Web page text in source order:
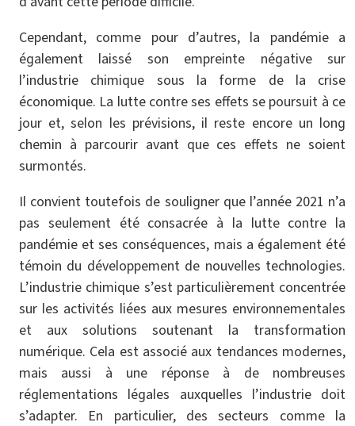
Cependant, comme pour d’autres, la pandémie a
également laissé son empreinte négative sur
l’industrie chimique sous la forme de la crise
économique. La lutte contre ses effets se poursuit à ce
jour et, selon les prévisions, il reste encore un long
chemin à parcourir avant que ces effets ne soient
surmontés.
Il convient toutefois de souligner que l’année 2021 n’a
pas seulement été consacrée à la lutte contre la
pandémie et ses conséquences, mais a également été
témoin du développement de nouvelles technologies.
L’industrie chimique s’est particulièrement concentrée
sur les activités liées aux mesures environnementales
et aux solutions soutenant la transformation
numérique. Cela est associé aux tendances modernes,
mais aussi à une réponse à de nombreuses
réglementations légales auxquelles l’industrie doit
s’adapter. En particulier, des secteurs comme la